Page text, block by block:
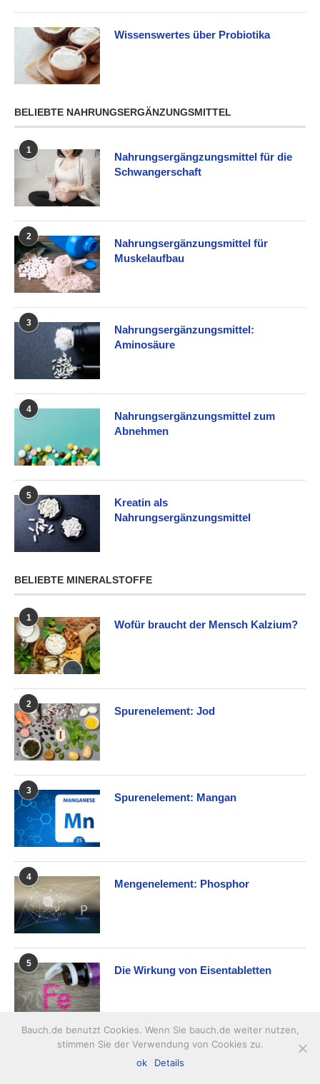
Wissenswertes über Probiotika
BELIEBTE NAHRUNGSERGÄNZUNGSMITTEL
1
Nahrungsergängzungsmittel für die
Schwangerschaft
2
Nahrungsergänzungsmittel für
Muskelaufbau
3
Nahrungsergänzungsmittel:
Aminosäure
4
Nahrungsergänzungsmittel zum
Abnehmen
5
Kreatin als
Nahrungsergänzungsmittel
BELIEBTE MINERALSTOFFE
1
Wofür braucht der Mensch Kalzium?
2
Spurenelement: Jod
3
Spurenelement: Mangan
4
Mengenelement: Phosphor
5
Die Wirkung von Eisentabletten
ÜBER DIE ERNÄHRUNG
Bauch.de benutzt Cookies. Wenn Sie bauch.de weiter nutzen,
stimmen Sie der Verwendung von Cookies zu.
ok
Details